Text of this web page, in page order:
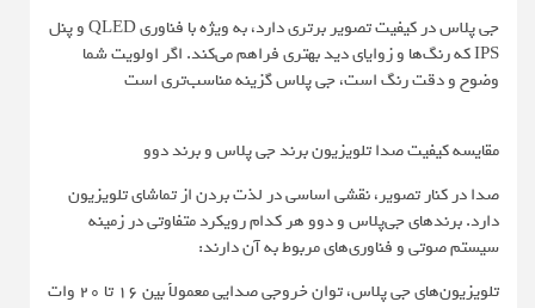
جی پلاس در کیفیت تصویر برتری دارد، به ویژه با فناوری QLED و پنل
IPS که رنگ‌ها و زوایای دید بهتری فراهم می‌کند. اگر اولویت شما
وضوح و دقت رنگ است، جی پلاس گزینه مناسب‌تری است
مقایسه کیفیت صدا تلویزیون برند جی پلاس و برند دوو
صدا در کنار تصویر، نقشی اساسی در لذت بردن از تماشای تلویزیون
دارد. برندهای جی‌پلاس و دوو هر کدام رویکرد متفاوتی در زمینه
سیستم صوتی و فناوری‌های مربوط به آن دارند:
تلویزیون‌های جی پلاس، توان خروجی صدایی معمولاً بین 16 تا 20 وات